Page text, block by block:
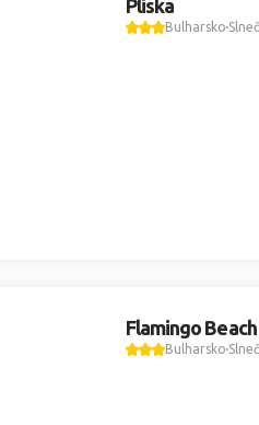
Pliska
Bulharsko
Flamingo Beach
Bulharsko